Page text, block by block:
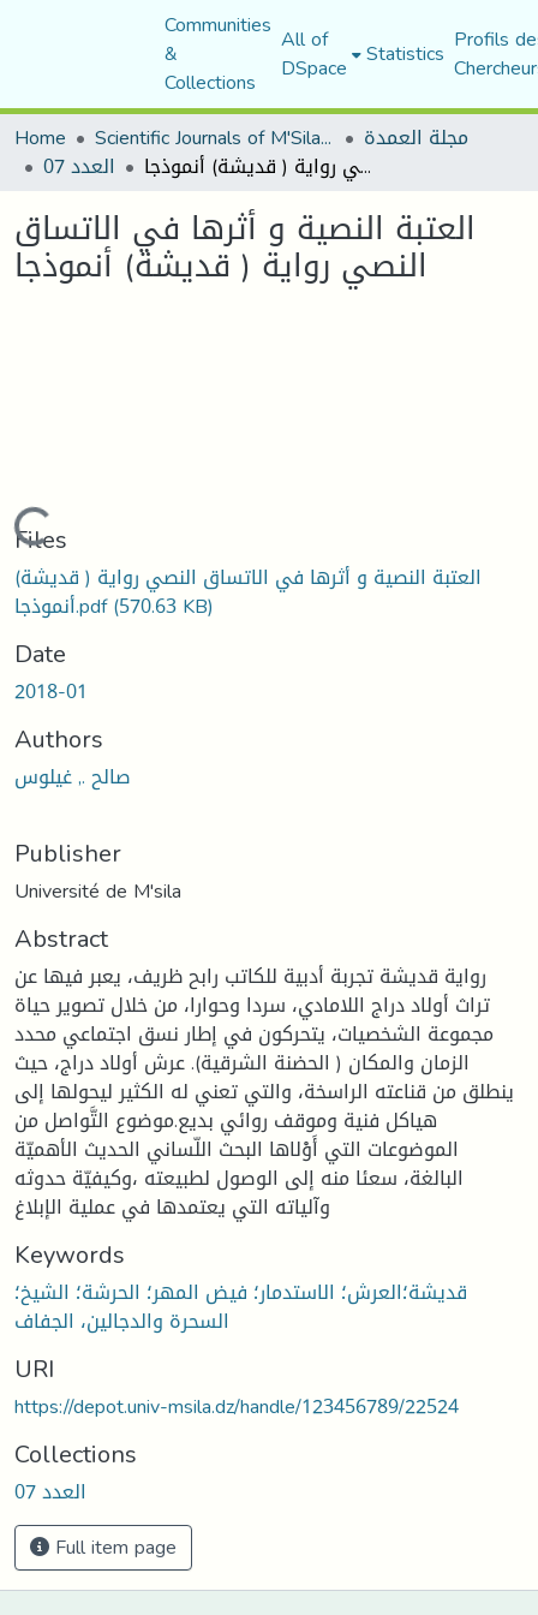
Communities
&
Collections
All of
DSpace Statistics Profils
Home
Scientific Journals of M'Sila University مجلة العمدة
العدد 07 العتبة النصية و أثرها في الاتساق النصي رواية ( قديشة) أنموذجا
العتبة النصية و أثرها في الاتساق
النصي رواية ( قديشة) أنموذجا
Loading...
Files
العتبة النصية و أثرها في الاتساق النصي رواية ( قديشة)
أنموذجا.pdf(570.63 KB)
Date
2018-01
Authors
صالح ., غيلوس
Publisher
Université de M'sila
Abstract
رواية قديشة تجربة أدبية للكاتب رابح ظريف، يعبر فيها عن
تراث أولاد دراج اللامادي، سردا وحوارا، من خلال تصوير حياة
مجموعة الشخصيات، يتحركون في إطار نسق اجتماعي محدد
الزمان والمكان ( الحضنة الشرقية). عرش أولاد دراج، حيث
ينطلق من قناعته الراسخة، والتي تعني له الكثير ليحولها إلى
هياكل فنية وموقف روائي بديع.موضوع التَّواصل من
الموضوعات التي أَوْلاها البحث اللّساني الحديث الأهميّة
البالغة، سعئا منه إلى الوصول لطبيعته ،وكيفيّة حدوثه
وآلياته التي يعتمدها في عملية الإبلاغ
Keywords
قديشة؛العرش؛ الاستدمار؛ فيض المهر؛ الحرشة؛ الشيخ؛
السحرة والدجالين، الجفاف
URI
https://depot.univ-msila.dz/handle/123456789/22524
Collections
العدد 07
Full item page